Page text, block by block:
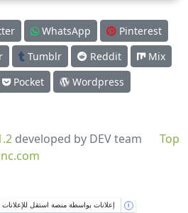
WhatsApp
Pinterest
Tumblr Reddit
Mix
Pocket Wordpress
Top
developed by DEV team
إعلانات بواسطة منصة استقل i